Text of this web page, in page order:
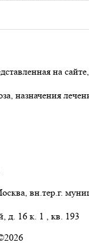
на
назначения
вн.тер.г.
д. 16 к. 1 , кв. 193